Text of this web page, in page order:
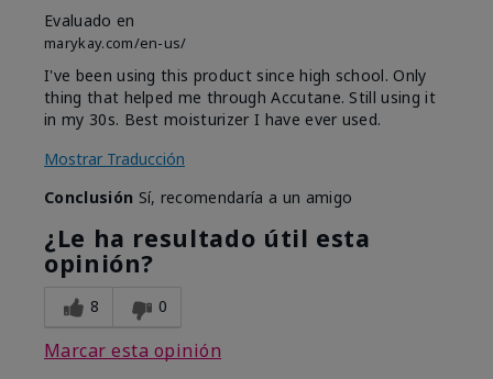
Evaluado en
marykay.com/en-us/
I've been using this product since high school. Only
thing that helped me through Accutane. Still using it
in my 30s. Best moisturizer I have ever used.
Mostrar Traducción
Conclusión Sí, recomendaría a un amigo
¿Le ha resultado útil esta
opinión?
8 0
Marcar esta opinión